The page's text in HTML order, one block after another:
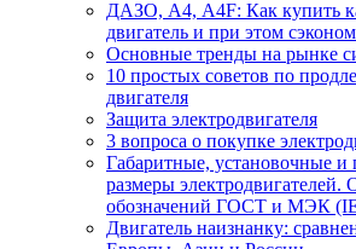
ДАЗО, А4, А4F: Как купить
двигатель и при этом
Основные тренды на рынке
10 простых советов по
двигателя
Защита электродвигателя
3 вопроса о покупке
Габаритные, установочные и
размеры электродвигателей.
обозначений ГОСТ и МЭК
Двигатель наизнанку: